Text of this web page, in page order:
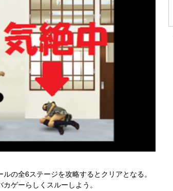
の全6ステージを攻略するとクリアとなる。
ゲーらしくスルーしよう。